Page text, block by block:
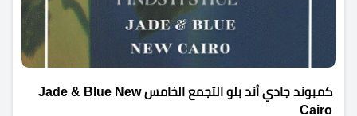
كمبوند جادي أند بلو التجمع الخامس Jade & Blue New
Cairo